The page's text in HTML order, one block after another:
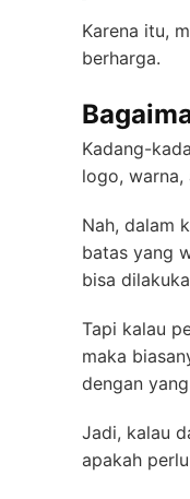
Karena itu,
berharga.
Kadang-
logo, warna,
Nah, dalam
batas yang
bisa
Tapi kalau
maka
dengan
Jadi, kalau
apakah